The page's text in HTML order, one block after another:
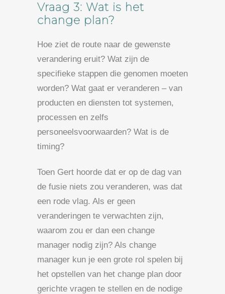
Vraag 3: Wat is het
change plan?
Hoe ziet de route naar de gewenste
verandering eruit? Wat zijn de
specifieke stappen die genomen moeten
worden? Wat gaat er veranderen – van
producten en diensten tot systemen,
processen en zelfs
personeelsvoorwaarden? Wat is de
timing?
Toen Gert hoorde dat er op de dag van
de fusie niets zou veranderen, was dat
een rode vlag. Als er geen
veranderingen te verwachten zijn,
waarom zou er dan een change
manager nodig zijn? Als change
manager kun je een grote rol spelen bij
het opstellen van het change plan door
gerichte vragen te stellen en de nodige